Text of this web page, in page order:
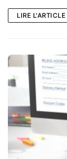
LIRE L'ARTICLE